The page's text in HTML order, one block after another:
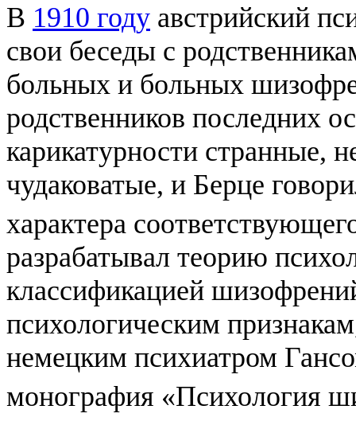
В 1910 году австрийский
свои беседы с
больных и больных
родственников последних
карикатурности странные,
чудаковатые, и Берце
характера
разрабатывал теорию
классификацией
психологическим
немецким психиатром
монография «Психология